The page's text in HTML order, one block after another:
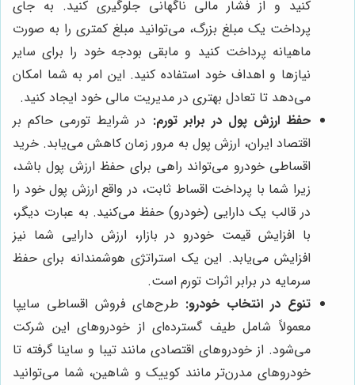
کنید و از فشار مالی ناگهانی جلوگیری کنید. به جای
پرداخت یک مبلغ بزرگ، می‌توانید مبلغ کمتری را به صورت
ماهیانه پرداخت کنید و مابقی بودجه خود را برای سایر
نیازها و اهداف خود استفاده کنید. این امر به شما امکان
می‌دهد تا تعادل بهتری در مدیریت مالی خود ایجاد کنید.
حفظ ارزش پول در برابر تورم: در شرایط تورمی حاکم بر
اقتصاد ایران، ارزش پول به مرور زمان کاهش می‌یابد. خرید
اقساطی خودرو می‌تواند راهی برای حفظ ارزش پول باشد،
زیرا شما با پرداخت اقساط ثابت، در واقع ارزش پول خود را
در قالب یک دارایی (خودرو) حفظ می‌کنید. به عبارت دیگر،
با افزایش قیمت خودرو در بازار، ارزش دارایی شما نیز
افزایش می‌یابد. این یک استراتژی هوشمندانه برای حفظ
سرمایه در برابر اثرات تورم است.
تنوع در انتخاب خودرو: طرح‌های فروش اقساطی سایپا
معمولاً شامل طیف گسترده‌ای از خودروهای این شرکت
می‌شود. از خودروهای اقتصادی مانند تیبا و ساینا گرفته تا
خودروهای مدرن‌تر مانند کوییک و شاهین، شما می‌توانید